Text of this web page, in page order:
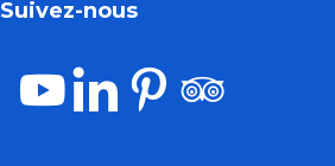
Suivez-nous